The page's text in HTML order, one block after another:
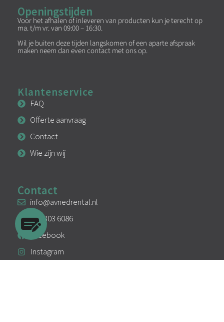
Openingstijden
Voor het afhalen of inleveren van producten kun je terecht op
ma. t/m vr. van 09:00 – 16:30.
Wil je buiten deze tijden langskomen of een aparte afspraak
maken neem dan even contact met ons op.
Klantenservice
FAQ
Offerte aanvraag
Contact
Wie zijn wij
Contact
info@avnedrental.nl
033 303 6086
Facebook
Instagram